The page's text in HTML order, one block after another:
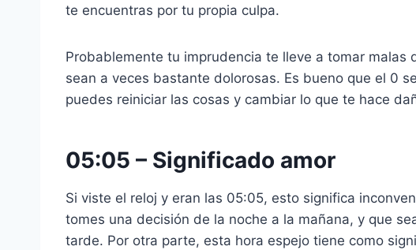
te encuentras por tu propia culpa.
Probablemente tu imprudencia te lleve a tomar malas
sean a veces bastante dolorosas. Es bueno que el 0
puedes reiniciar las cosas y cambiar lo que te hace
05:05 – Significado amor
Si viste el reloj y eran las 05:05, esto significa
tomes una decisión de la noche a la mañana, y que
tarde. Por otra parte, esta hora espejo tiene como